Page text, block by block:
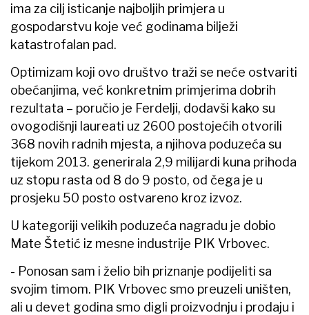
ima za cilj isticanje najboljih primjera u
gospodarstvu koje već godinama bilježi
katastrofalan pad.
Optimizam koji ovo društvo traži se neće ostvariti
obećanjima, već konkretnim primjerima dobrih
rezultata – poručio je Ferdelji, dodavši kako su
ovogodišnji laureati uz 2600 postojećih otvorili
368 novih radnih mjesta, a njihova poduzeća su
tijekom 2013. generirala 2,9 milijardi kuna prihoda
uz stopu rasta od 8 do 9 posto, od čega je u
prosjeku 50 posto ostvareno kroz izvoz.
U kategoriji velikih poduzeća nagradu je dobio
Mate Štetić iz mesne industrije PIK Vrbovec.
- Ponosan sam i želio bih priznanje podijeliti sa
svojim timom. PIK Vrbovec smo preuzeli uništen,
ali u devet godina smo digli proizvodnju i prodaju i